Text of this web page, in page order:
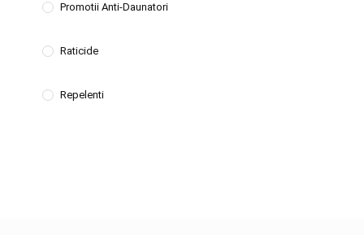
Promotii Anti-Daunatori
Raticide
Repelenti